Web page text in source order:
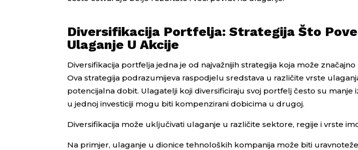
Diversifikacija Portfelja: Strategija Što
Ulaganje U Akcije
Diversifikacija portfelja jedna je od najvažnijih strategija koja može
Ova strategija podrazumijeva raspodjelu sredstava u različite vrste
potencijalna dobit. Ulagatelji koji diversificiraju svoj portfelj često su manje
u jednoj investiciji mogu biti kompenzirani dobicima u drugoj.
Diversifikacija može uključivati ulaganje u različite sektore, regije i vrste
Na primjer, ulaganje u dionice tehnoloških kompanija može biti